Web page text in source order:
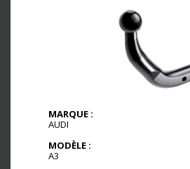
MARQUE :
AUDI
MODÈLE :
A3